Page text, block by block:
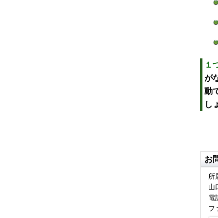
１
が
動
し
お
所
山
電
フ